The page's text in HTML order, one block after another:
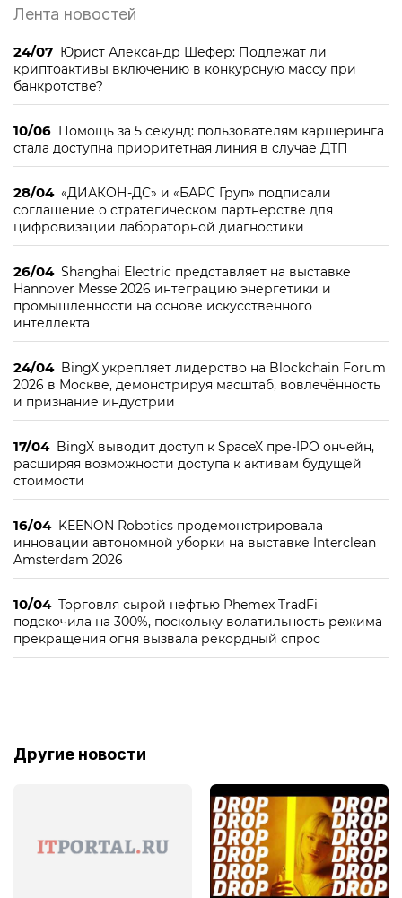
Лента новостей
24/07 Юрист Александр Шефер: Подлежат ли
криптоактивы включению в конкурсную массу при
банкротстве?
10/06 Помощь за 5 секунд: пользователям каршеринга
стала доступна приоритетная линия в случае ДТП
28/04 «ДИАКОН-ДС» и «БАРС Груп» подписали
соглашение о стратегическом партнерстве для
цифровизации лабораторной диагностики
26/04 Shanghai Electric представляет на выставке
Hannover Messe 2026 интеграцию энергетики и
промышленности на основе искусственного
интеллекта
24/04 BingX укрепляет лидерство на Blockchain Forum
2026 в Москве, демонстрируя масштаб, вовлечённость
и признание индустрии
17/04 BingX выводит доступ к SpaceX пре-IPO ончейн,
расширяя возможности доступа к активам будущей
стоимости
16/04 KEENON Robotics продемонстрировала
инновации автономной уборки на выставке Interclean
Amsterdam 2026
10/04 Торговля сырой нефтью Phemex TradFi
подскочила на 300%, поскольку волатильность режима
прекращения огня вызвала рекордный спрос
Другие новости